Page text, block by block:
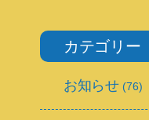
カテゴリー
お知らせ (76)